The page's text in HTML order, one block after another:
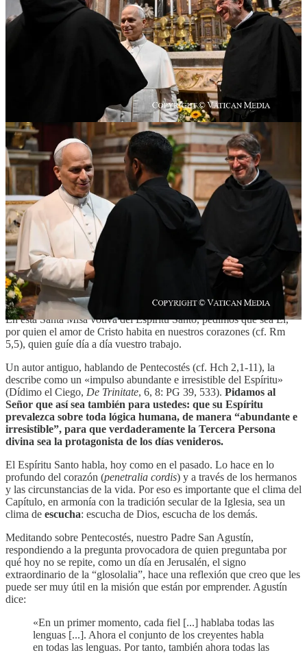
Mis queridas hermanas y hermanos:
Padre Alejandro Moral, Prior General, hermanos en el episcopado,
Luis y Wilder, y todos ustedes, mis hermanos agustinos, hermanas y
hermanos aquí presentes.
Antes de comenzar la homilía formal que ha sido preparada, quiero
simplemente saludarles a todos.
Y para aquellos de ustedes que entienden inglés pero no entienden
italiano: ¡recen para recibir el don del Espíritu Santo!
Y quizás, durante este breve momento de reflexión sobre la Palabra
de Dios y sobre lo que el Señor les está pidiendo a ustedes, que
están a punto de comenzar este Capítulo General Ordinario, les será
dado —no necesariamente el don de comprender o hablar todos los
idiomas—, sino el don de
, el don de
don de
promover la unidad
en toda la Iglesia y en el mundo.
Celebramos esta Eucaristía al inicio del Capítulo General, un
momento de gracia para la Orden Agustiniana y un momento de
gracia para toda la Iglesia.
En esta Santa Misa votiva del Espíritu Santo, pedimos que sea Él,
por quien el amor de Cristo habita en nuestros corazones (cf. Rm
5,5), quien guíe día a día vuestro trabajo.
Un autor antiguo, hablando de Pentecostés (cf. Hch 2,1-11), la
describe como un «impulso abundante e irresistible del Espíritu»
(Dídimo el Ciego, De Trinitate, 6, 8: PG 39, 533). Pidamos al
Señor que así sea también para ustedes: que su Espíritu
prevalezca sobre toda lógica humana, de manera “abundante e
irresistible”, para que verdaderamente la Tercera Persona
divina sea la protagonista de los días venideros.
El Espíritu Santo habla, hoy como en el pasado. Lo hace en lo
profundo del corazón (penetralia cordis) y a través de los hermanos
y las circunstancias de la vida. Por eso es importante que el clima del
Capítulo, en armonía con la tradición secular de la Iglesia, sea un
clima de escucha: escucha de Dios, escucha de los demás.
Meditando sobre Pentecostés, nuestro Padre San Agustín,
respondiendo a la pregunta provocadora de quien preguntaba por
qué hoy no se repite, como un día en Jerusalén, el signo
extraordinario de la “glosolalia”, hace una reflexión que creo que les
puede ser muy útil en la misión que están por emprender. Agustín
dice:
«En un primer momento, cada fiel [...] hablaba todas las
lenguas [...]. Ahora el conjunto de los creyentes habla
en todas las lenguas. Por tanto, también ahora todas las